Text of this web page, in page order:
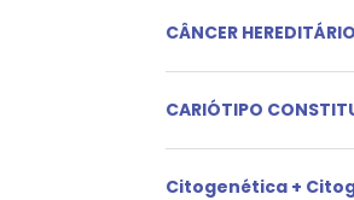
CÂNCER HEREDITÁRIO
CARIÓTIPO
Citogenética +